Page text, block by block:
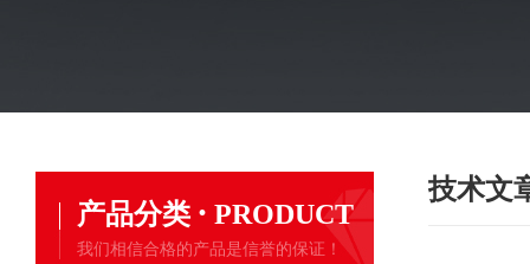
产品分类 · PRODUCT
我们相信合格的产品是信誉的保证！
技术文